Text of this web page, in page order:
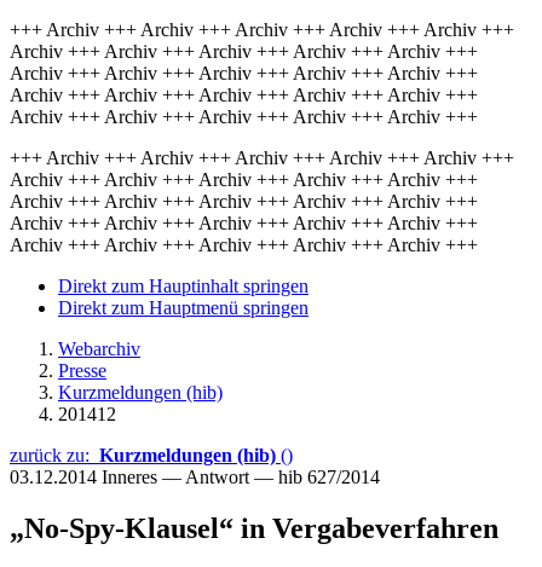
+++ Archiv +++ Archiv +++ Archiv +++ Archiv +++ Archiv +++
Archiv +++ Archiv +++ Archiv +++ Archiv +++ Archiv +++
Archiv +++ Archiv +++ Archiv +++ Archiv +++ Archiv +++
Archiv +++ Archiv +++ Archiv +++ Archiv +++ Archiv +++
Archiv +++ Archiv +++ Archiv +++ Archiv +++ Archiv +++
+++ Archiv +++ Archiv +++ Archiv +++ Archiv +++ Archiv +++
Archiv +++ Archiv +++ Archiv +++ Archiv +++ Archiv +++
Archiv +++ Archiv +++ Archiv +++ Archiv +++ Archiv +++
Archiv +++ Archiv +++ Archiv +++ Archiv +++ Archiv +++
Archiv +++ Archiv +++ Archiv +++ Archiv +++ Archiv +++
Direkt zum Hauptinhalt springen
Direkt zum Hauptmenü springen
Webarchiv
Presse
Kurzmeldungen (hib)
201412
zurück zu: Kurzmeldungen (hib) ()
03.12.2014 Inneres — Antwort — hib 627/2014
„No-Spy-Klausel“ in Vergabeverfahren